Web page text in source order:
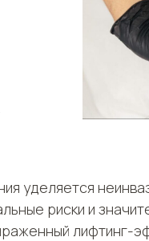
уделяется
риски и